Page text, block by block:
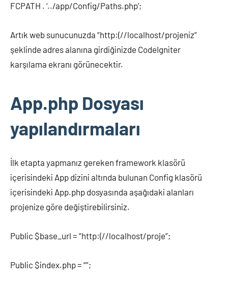
FCPATH . ‘../app/Config/Paths.php’;
Artık web sunucunuzda “http:(//localhost/projeniz”
şeklinde adres alanına girdiğinizde CodeIgniter
karşılama ekranı görünecektir.
App.php Dosyası
yapılandırmaları
İlk etapta yapmanız gereken framework klasörü
içerisindeki App dizini altında bulunan Config klasörü
içerisindeki App.php dosyasında aşağıdaki alanları
projenize göre değiştirebilirsiniz.
Public $base_url = “http:(//localhost/proje”;
Public $index.php = “”;